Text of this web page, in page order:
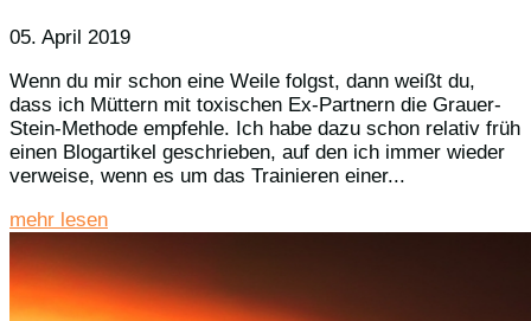
05. April 2019
Wenn du mir schon eine Weile folgst, dann weißt du,
dass ich Müttern mit toxischen Ex-Partnern die Grauer-
Stein-Methode empfehle. Ich habe dazu schon relativ früh
einen Blogartikel geschrieben, auf den ich immer wieder
verweise, wenn es um das Trainieren einer...
mehr lesen